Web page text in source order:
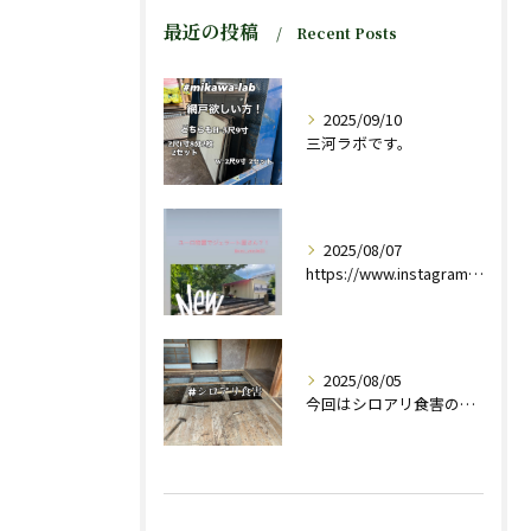
最近の投稿 Recent Posts
2025/09/10
三河ラボです。
2025/08/07
https://www.instagram.com/stor...
2025/08/05
今回はシロアリ食害のお宅の